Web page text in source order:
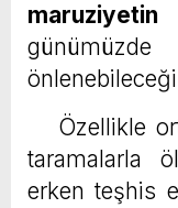
maruziyetin
Özellikle
taramalarla
erken teşhis